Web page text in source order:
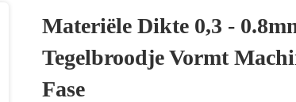
Materiële Dikte 0,3 -
Tegelbroodje Vormt
Fase